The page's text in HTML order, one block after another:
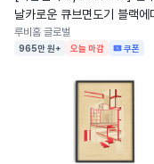
날카로운 큐브면도기 블랙에
루비홈 글로벌
965만 원+ 오늘 마감 쿠폰